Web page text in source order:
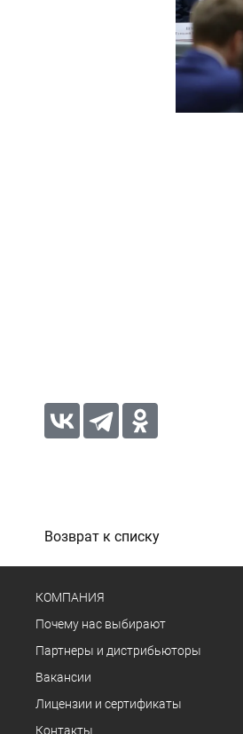
Возврат к списку
КОМПАНИЯ
Почему нас выбирают
Партнеры и дистрибьюторы
Вакансии
Лицензии и сертификаты
Контакты